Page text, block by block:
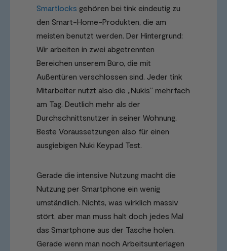
Smartlocks gehören bei tink eindeutig zu
den Smart-Home-Produkten, die am
meisten benutzt werden. Der Hintergrund:
Wir arbeiten in zwei abgetrennten
Bereichen unserem Büro, die mit
Außentüren verschlossen sind. Jeder tink
Mitarbeiter nutzt also die „Nukis“ mehrfach
am Tag. Deutlich mehr als der
Durchschnittsnutzer in seiner Wohnung.
Beste Voraussetzungen also für einen
ausgiebigen Nuki Keypad Test.
Gerade die intensive Nutzung macht die
Nutzung per Smartphone ein wenig
umständlich. Nichts, was wirklich massiv
stört, aber man muss halt doch jedes Mal
das Smartphone aus der Tasche holen.
Gerade wenn man noch Arbeitsunterlagen